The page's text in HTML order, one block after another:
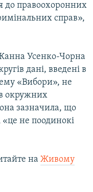
до правоохоронних
справ»,
Усенко-Чорна
дані, введені в
«Вибори», не
окружних
зазначила, що
«це не поодинокі
на Живому